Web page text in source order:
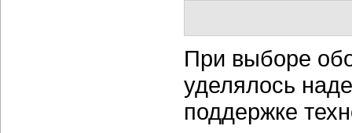
При выборе
уделялось
поддержке